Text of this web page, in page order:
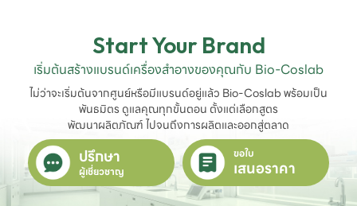
Start Your Brand
เริ่มต้นสร้างแบรนด์เครื่องสำอางของคุณกับ Bio-Coslab
ไม่ว่าจะเริ่มต้นจากศูนย์หรือมีแบรนด์อยู่แล้ว Bio-Coslab พร้อมเป็น
พันธมิตร ดูแลคุณทุกขั้นตอน ตั้งแต่เลือกสูตร
พัฒนาผลิตภัณฑ์ ไปจนถึงการผลิตและออกสู่ตลาด
ปรึกษา
ผู้เชี่ยวชาญ
ขอใบ
เสนอราคา